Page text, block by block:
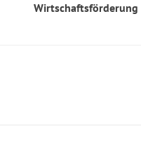
Wirtschaftsförderung